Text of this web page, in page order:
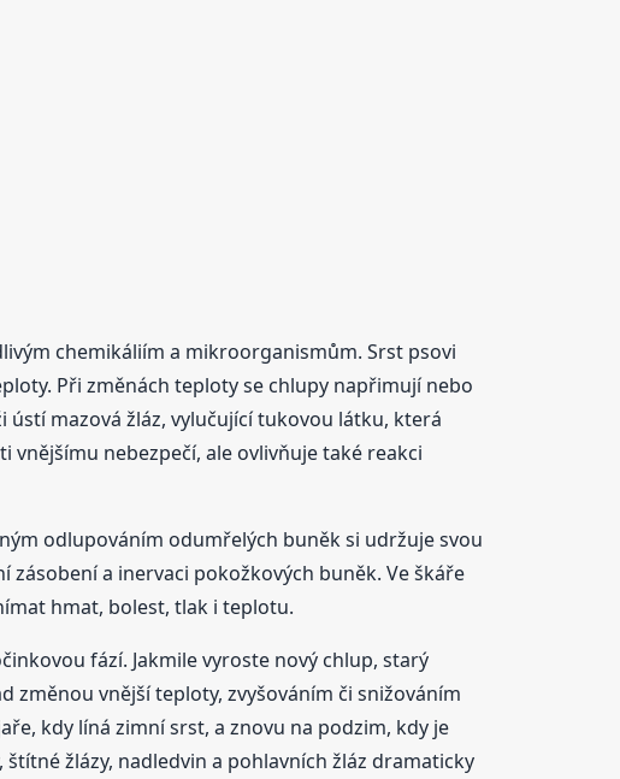
chemikáliím a mikroorganismům. Srst psovi
Při změnách teploty se chlupy napřimují nebo
mazová žláz, vylučující tukovou látku, která
nebezpečí, ale ovlivňuje také reakci
odlupováním odumřelých buněk si udržuje svou
a inervaci pokožkových buněk. Ve škáře
hmat, bolest, tlak i teplotu.
fází. Jakmile vyroste nový chlup, starý
změnou vnější teploty, zvyšováním či snižováním
kdy líná zimní srst, a znovu na podzim, kdy je
žlázy, nadledvin a pohlavních žláz dramaticky